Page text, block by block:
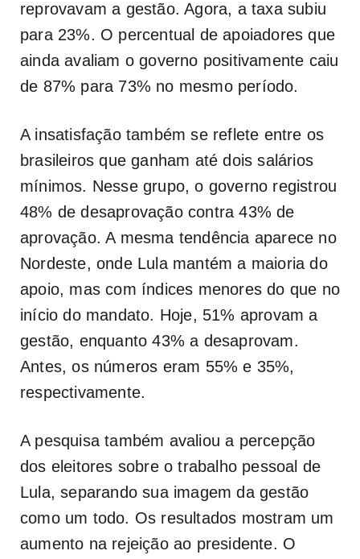
reprovavam a gestão. Agora, a taxa subiu
para 23%. O percentual de apoiadores que
ainda avaliam o governo positivamente caiu
de 87% para 73% no mesmo período.
A insatisfação também se reflete entre os
brasileiros que ganham até dois salários
mínimos. Nesse grupo, o governo registrou
48% de desaprovação contra 43% de
aprovação. A mesma tendência aparece no
Nordeste, onde Lula mantém a maioria do
apoio, mas com índices menores do que no
início do mandato. Hoje, 51% aprovam a
gestão, enquanto 43% a desaprovam.
Antes, os números eram 55% e 35%,
respectivamente.
A pesquisa também avaliou a percepção
dos eleitores sobre o trabalho pessoal de
Lula, separando sua imagem da gestão
como um todo. Os resultados mostram um
aumento na rejeição ao presidente. O